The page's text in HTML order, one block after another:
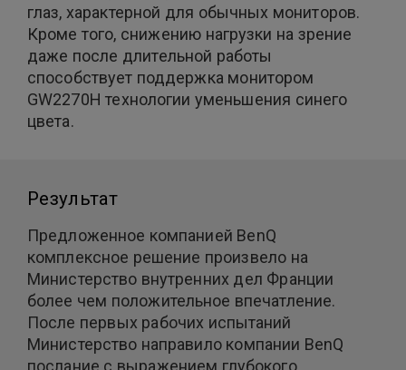
глаз, характерной для обычных мониторов.
Кроме того, снижению нагрузки на зрение
даже после длительной работы
способствует поддержка монитором
GW2270H технологии уменьшения синего
цвета.
Результат
Предложенное компанией BenQ
комплексное решение произвело на
Министерство внутренних дел Франции
более чем положительное впечатление.
После первых рабочих испытаний
Министерство направило компании BenQ